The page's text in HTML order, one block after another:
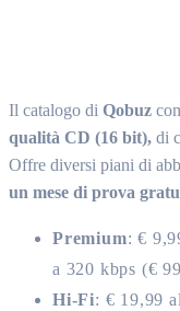
Il catalogo di Qobuz
qualità CD (16 bit), di
Offre diversi piani di
un mese di prova
Premium: €
a 320 kbps (€
Hi-Fi: € 19,99